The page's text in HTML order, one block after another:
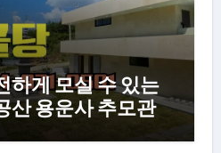
하게 모실 수 있는
산 용운사 추모관